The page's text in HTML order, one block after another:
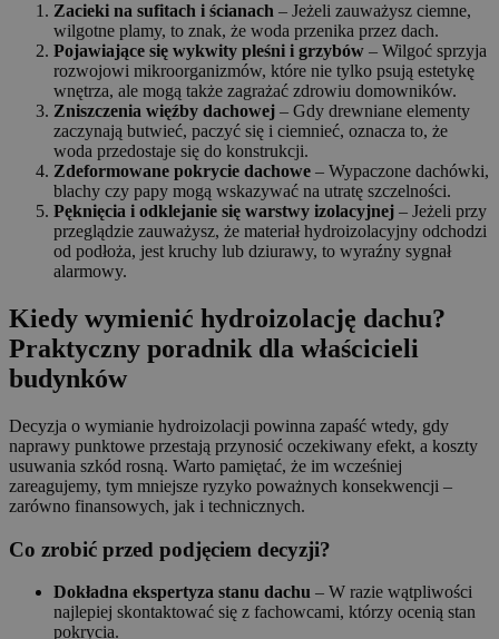
Zacieki na sufitach i ścianach – Jeżeli zauważysz ciemne,
wilgotne plamy, to znak, że woda przenika przez dach.
Pojawiające się wykwity pleśni i grzybów – Wilgoć sprzyja
rozwojowi mikroorganizmów, które nie tylko psują estetykę
wnętrza, ale mogą także zagrażać zdrowiu domowników.
Zniszczenia więźby dachowej – Gdy drewniane elementy
zaczynają butwieć, paczyć się i ciemnieć, oznacza to, że
woda przedostaje się do konstrukcji.
Zdeformowane pokrycie dachowe – Wypaczone dachówki,
blachy czy papy mogą wskazywać na utratę szczelności.
Pęknięcia i odklejanie się warstwy izolacyjnej – Jeżeli przy
przeglądzie zauważysz, że materiał hydroizolacyjny odchodzi
od podłoża, jest kruchy lub dziurawy, to wyraźny sygnał
alarmowy.
Kiedy wymienić hydroizolację dachu?
Praktyczny poradnik dla właścicieli
budynków
Decyzja o wymianie hydroizolacji powinna zapaść wtedy, gdy
naprawy punktowe przestają przynosić oczekiwany efekt, a koszty
usuwania szkód rosną. Warto pamiętać, że im wcześniej
zareagujemy, tym mniejsze ryzyko poważnych konsekwencji –
zarówno finansowych, jak i technicznych.
Co zrobić przed podjęciem decyzji?
Dokładna ekspertyza stanu dachu – W razie wątpliwości
najlepiej skontaktować się z fachowcami, którzy ocenią stan
pokrycia.